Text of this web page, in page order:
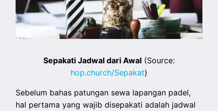
Sepakati Jadwal dari Awal (Source:
hop.church/Sepakat)
Sebelum bahas patungan sewa lapangan padel,
hal pertama yang wajib disepakati adalah jadwal